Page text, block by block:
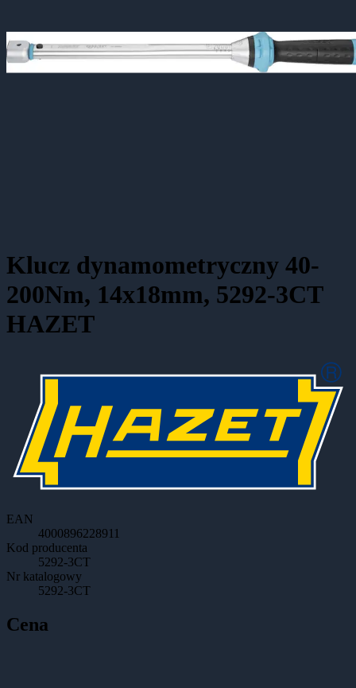
Klucz dynamometryczny 40-
200Nm, 14x18mm, 5292-3CT
HAZET
EAN
4000896228911
Kod producenta
5292-3CT
Nr katalogowy
5292-3CT
Cena